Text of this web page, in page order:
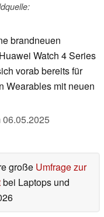
brandneuen
Watch 4 Series
vorab bereits für
Wearables mit neuen
06.05.2025
große Umfrage zur
bei Laptops und